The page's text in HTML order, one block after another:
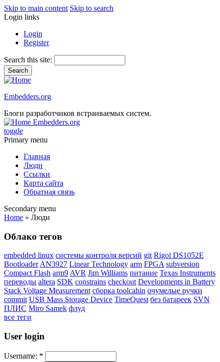
Skip to main content Skip to search
Login links
Login
Register
Search this site:
Embedders.org
Блоги разработчиков встраиваемых систем.
Embedders.org
toggle
Primary menu
Главная
Люди
Ссылки
Карта сайта
Обратная связь
Secondary menu
Home » Люди
Облако тегов
embedded linux системы контроля версий git Rigol DS1052E
BootloaderAN3927 Linear Technology arm FPGA subversion
Compact Flash arm9AVR Jim Williams питание Texas Instruments
переводы altera SDK constrains checkout Developments in Battery
Stack Voltage Measurement сборка toolcahin очумелые ручки
commit USB Mass Storage Device TimeQuest без батареек SVN
ПЛИС Miro Samek флуд
все теги
User login
Username: *